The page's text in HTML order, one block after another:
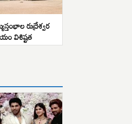
రుద్రేశ్వర
విశిష్టత